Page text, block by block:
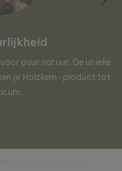
puur natuur. De unieke
je Holzkern-product tot